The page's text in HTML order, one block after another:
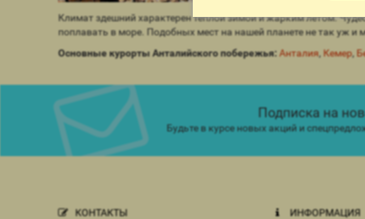
Климат здешний характерен теплой зимой и жарким летом.
поплавать в море. Подобных мест на нашей планете не так уж и
Основные курорты Анталийского побережья: Анталия,Кемер,
Подписка на
Будьте в курсе новых акций и
КОНТАКТЫ
ИНФОРМАЦИЯ